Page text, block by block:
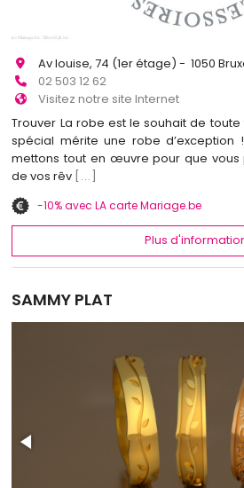
Av louise, 74 (1er étage) - 1050
02 503 12 62
Visitez notre site Internet
Trouver La robe est le souhait de
spécial mérite une robe
mettons tout en œuvre pour que vous
de vos rêv [...]
-10% avec LA carte Mariage.be
Plus
SAMMY PLAT